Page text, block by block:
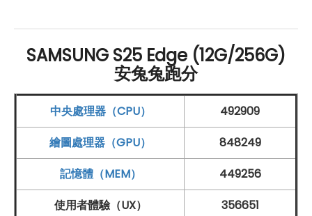
SAMSUNGGalaxy S25 Edge 在影像拍攝上展現強大實
力，後置搭載 2 億畫素廣角鏡頭與 1,200 萬畫素超廣角鏡
變焦，並透過 AI Zoom 技術，進一步
放大畫面細節，讓遠景也能清晰呈現。無論拍攝風景、人
像或動態畫面，都能捕捉豐富細節與自然色彩，帶來更專
業的攝影體驗。搭載升級版 ProVisual Engine，利用 AI
演算法強化夜拍表現，有效降低雜訊，即使在低光環境下
也能拍出清晰明亮的照片與影片。影音方面，加入「音訊
橡皮擦」功能，能智慧去除影片中的背景雜音，並可針對
SAMSUNG S25 Edge (12G/256G)
安兔兔跑分
中央處理器（CPU）
492909
繪圖處理器（GPU）
848249
記憶體（MEM）
449256
使用者體驗（UX）
356651